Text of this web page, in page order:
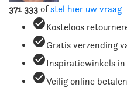
371 333 ofstel hier uw vraag
check_circleKosteloos
check_circleGratis verzending
check_circleInspiratiewinkels
check_circleVeilig online